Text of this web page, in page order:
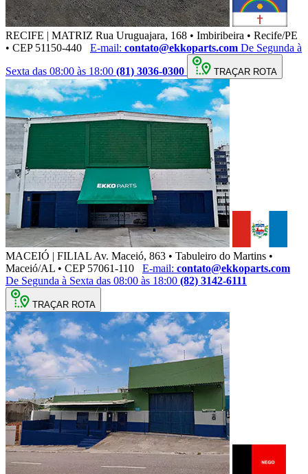
RECIFE | MATRIZ Rua Uruguajara, 168 • Imbiribeira • Recife/PE
• CEP 51150-440
E-mail: contato@ekkoparts.com De Segunda à
Sexta das 08:00 às 18:00 (81) 3036-0300 TRAÇAR ROTA
MACEIÓ | FILIAL Av. Maceió, 863 • Tabuleiro do Martins •
Maceió/AL • CEP 57061-110
E-mail: contato@ekkoparts.com
De Segunda à Sexta das 08:00 às 18:00 (82) 3142-6111
TRAÇAR ROTA